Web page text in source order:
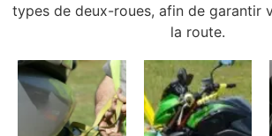
types de deux-roues, afin de garantir
la route.